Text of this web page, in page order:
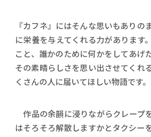
『カフネ』にはそんな思いもありの
に栄養を与えてくれる力があります
こと、誰かのために何かをしてあげ
その素晴らしさを思い出させてくれ
くさんの人に届いてほしい物語です。
作品の余韻に浸りながらクレープ
はそろそろ解散しますかとタクシー